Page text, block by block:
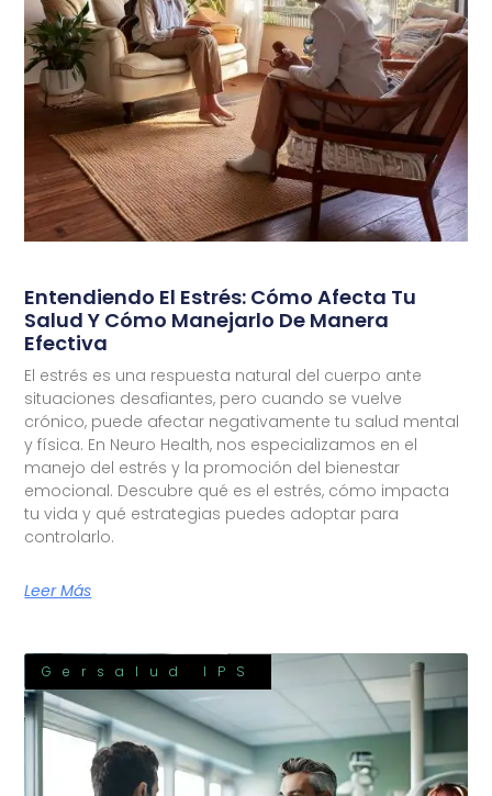
Entendiendo El Estrés: Cómo Afecta Tu
Salud Y Cómo Manejarlo De Manera
Efectiva
El estrés es una respuesta natural del cuerpo ante
situaciones desafiantes, pero cuando se vuelve
crónico, puede afectar negativamente tu salud mental
y física. En Neuro Health, nos especializamos en el
manejo del estrés y la promoción del bienestar
emocional. Descubre qué es el estrés, cómo impacta
tu vida y qué estrategias puedes adoptar para
controlarlo.
Leer Más
Gersalud IPS